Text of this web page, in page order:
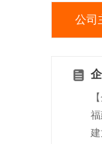
公司